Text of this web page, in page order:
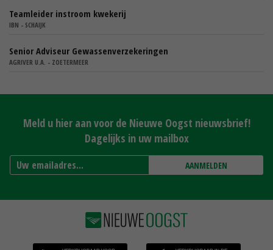
Teamleider instroom kwekerij
IBN - SCHAIJK
Senior Adviseur Gewassenverzekeringen
AGRIVER U.A. - ZOETERMEER
Meld u hier aan voor de Nieuwe Oogst nieuwsbrief!
Dagelijks in uw mailbox
AANMELDEN